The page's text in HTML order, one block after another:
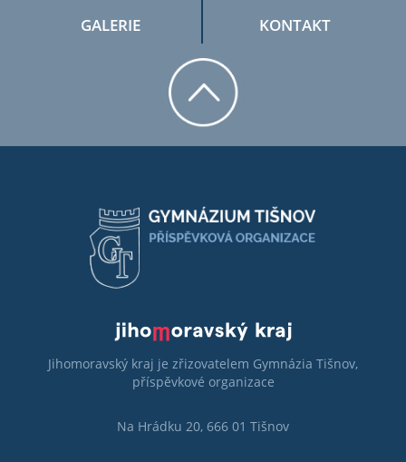
GALERIE
KONTAKT
Jihomoravský kraj je zřizovatelem Gymnázia Tišnov,
příspěvkové organizace
Na Hrádku 20, 666 01 Tišnov